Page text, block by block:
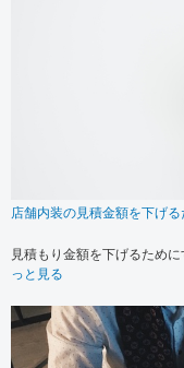
店舗内装の見積金額を下げ
見積もり金額を下げるため
っと見る